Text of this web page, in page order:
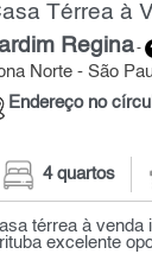
Térrea à
Regina-
Norte - São
Endereço no
4 quartos
térrea à venda
excelente